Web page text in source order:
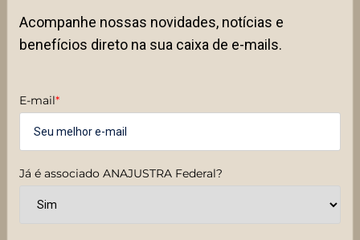
Acompanhe nossas novidades, notícias e
benefícios direto na sua caixa de e-mails.
E-mail*
Já é associado ANAJUSTRA Federal?